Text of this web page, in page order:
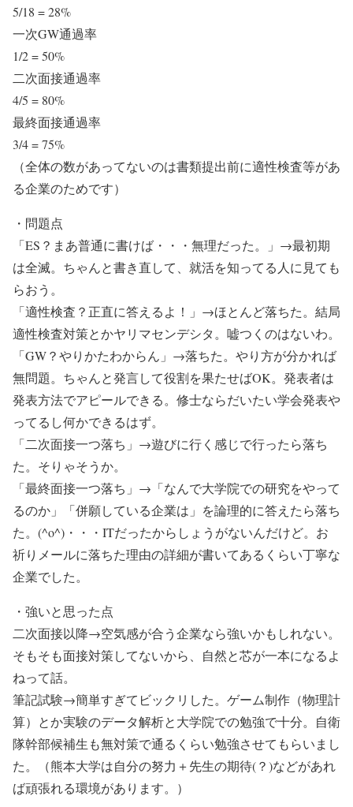
5/18 = 28%
一次GW通過率
1/2 = 50%
二次面接通過率
4/5 = 80%
最終面接通過率
3/4 = 75%
（全体の数があってないのは書類提出前に適性検査等があ
る企業のためです）
・問題点
「ES？まあ普通に書けば・・・無理だった。」→最初期
は全滅。ちゃんと書き直して、就活を知ってる人に見ても
らおう。
「適性検査？正直に答えるよ！」→ほとんど落ちた。結局
適性検査対策とかヤリマセンデシタ。嘘つくのはないわ。
「GW？やりかたわからん」→落ちた。やり方が分かれば
無問題。ちゃんと発言して役割を果たせばOK。発表者は
発表方法でアピールできる。修士ならだいたい学会発表や
ってるし何かできるはず。
「二次面接一つ落ち」→遊びに行く感じで行ったら落ち
た。そりゃそうか。
「最終面接一つ落ち」→「なんで大学院での研究をやって
るのか」「併願している企業は」を論理的に答えたら落ち
た。(^o^)・・・ITだったからしょうがないんだけど。お
祈りメールに落ちた理由の詳細が書いてあるくらい丁寧な
企業でした。
・強いと思った点
二次面接以降→空気感が合う企業なら強いかもしれない。
そもそも面接対策してないから、自然と芯が一本になるよ
ねって話。
筆記試験→簡単すぎてビックリした。ゲーム制作（物理計
算）とか実験のデータ解析と大学院での勉強で十分。自衛
隊幹部候補生も無対策で通るくらい勉強させてもらいまし
た。（熊本大学は自分の努力＋先生の期待(？)などがあれ
ば頑張れる環境があります。）